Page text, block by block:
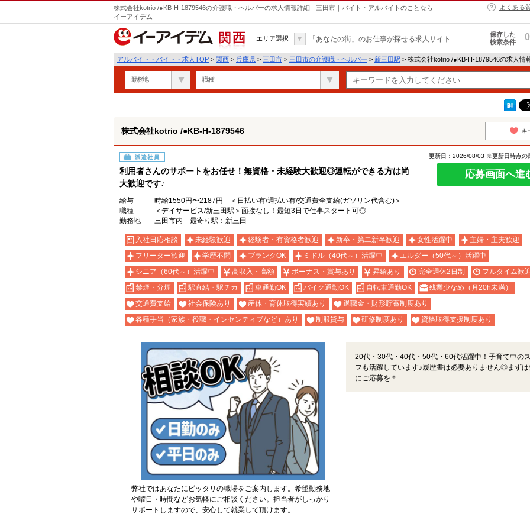
株式会社kotrio /●KB-H-1879546の介護職・ヘルパーの求人情報詳細 - 三田市｜バイト・アルバイトのことなら
イーアイデム
よくある
関西
エリア選択 「あなたの街」のお仕事が探せる求人サイト
保存した
検索条件
0
アルバイト・バイト・求人TOP > 関西 > 兵庫県 > 三田市 > 三田市の介護職・ヘルパー > 新三田駅 > 株式会社kotrio /●KB-H-1879546の求人情
勤務地 職種
株式会社kotrio /●KB-H-1879546 キ
派遣社員
利用者さんのサポートをお任せ！無資格・未経験大歓迎◎運転ができる方は尚
大歓迎です♪
更新日：2026/08/03 ※更新日時点の
応募画面へ進
給与
時給1550円〜2187円 ＜日払い有/週払い有/交通費全支給(ガソリン代含む)＞
職種
＜デイサービス/新三田駅＞面接なし！最短3日で仕事スタート可◎
勤務地
三田市内 最寄り駅：新三田
入社日応相談 未経験歓迎 経験者・有資格者歓迎 新卒・第二新卒歓迎 女性活躍中
主婦・主夫歓迎
フリーター歓迎
学歴不問 ブランクOK ミドル（40代～）活躍中
エルダー（50代～）活躍中
シニア（60代～）活躍中
高収入・高額 ボーナス・賞与あり 昇給あり 完全週休2日制
フルタイム歓
禁煙・分煙
駅直結・駅チカ 車通勤OK バイク通勤OK 自転車通勤OK
残業少なめ（月20h未満）
交通費支給
社会保険あり 産休・育休取得実績あり
退職金・財形貯蓄制度あり
各種手当（家族・役職・インセンティブなど）あり
制服貸与 研修制度あり 資格取得支援制度あり
弊社ではあなたにピッタリの職場をご案内します。希望勤務地
や曜日・時間などお気軽にご相談ください。担当者がしっかり
サポートしますので、安心して就業して頂けます。
20代・30代・40代・50代・60代活躍中！子育て中の
フも活躍しています♪履歴書は必要ありません◎まずは
にご応募を＊